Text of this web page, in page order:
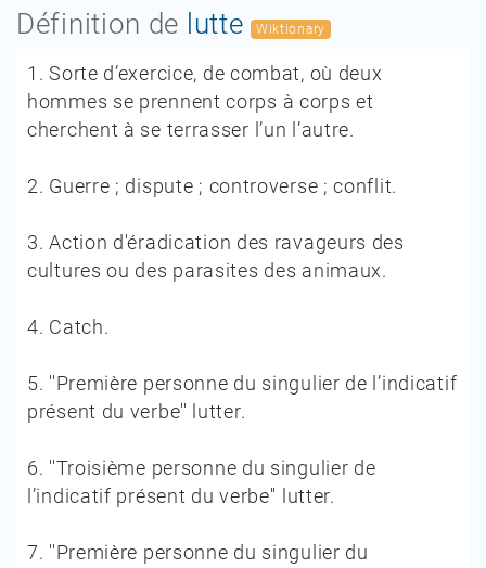
Définition de lutte Wiktionary
1.Sorte d’exercice, de combat, où deux
hommes se prennent corps à corps et
cherchent à se terrasser l’un l’autre.
2. Guerre ; dispute ; controverse ; conflit.
3.Action d'éradication des ravageurs des
cultures ou des parasites des animaux.
4. Catch.
5. ''Première personne du singulier de l’indicatif
présent du verbe'' lutter.
6. ''Troisième personne du singulier de
l’indicatif présent du verbe'' lutter.
7. ''Première personne du singulier du